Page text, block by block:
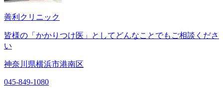
善利クリニック
皆様の「かかりつけ医」としてどんなことでもご相談くださ
い
神奈川県横浜市港南区
045-849-1080